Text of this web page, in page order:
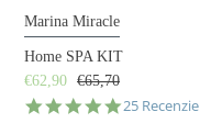
Marina Miracle
Home SPA KIT
€62,90 €65,70
5.0
25 Recenzie